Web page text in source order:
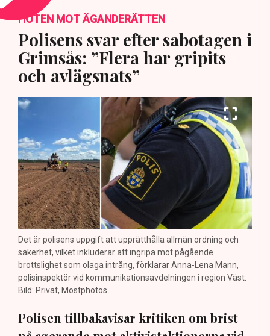
HOTEN MOT ÄGANDERÄTTEN
Polisens svar efter sabotagen i
Grimsås: ”Flera har gripits
och avlägsnats”
Det är polisens uppgift att upprätthålla allmän ordning och
säkerhet, vilket inkluderar att ingripa mot pågående
brottslighet som olaga intrång, förklarar Anna-Lena Mann,
polisinspektör vid kommunikationsavdelningen i region Väst.
Bild: Privat, Mostphotos
Polisen tillbakavisar kritiken om brist